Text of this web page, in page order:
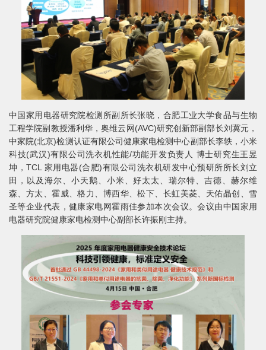
中国家用电器研究院检测所副所长张晓，合肥工业大学食品与生物
工程学院副教授潘利华，奥维云网(AVC)研究创新部副部长刘冀元，
中家院(北京)检测认证有限公司健康家电检测中心副部长李轶，小米
科技(武汉)有限公司洗衣机性能/功能开发负责人 博士研究生王昱
坤，TCL 家用电器(合肥)有限公司洗衣机研发中心预研所所长刘立
田，以及海尔、小天鹅、小米、好太太、瑞尔特、吉德、赫尔维
森、方太、霍威、格力、博西华、松下、长虹美菱、天佑晶创、雪
圣等企业代表，健康家电网霍雨佳参加本次会议。会议由中国家用
电器研究院健康家电检测中心副部长许振刚主持。